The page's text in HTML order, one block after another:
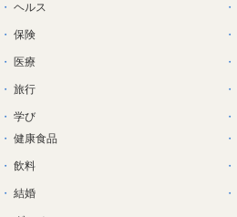
ヘルス
保険
医療
旅行
学び
健康食品
飲料
結婚